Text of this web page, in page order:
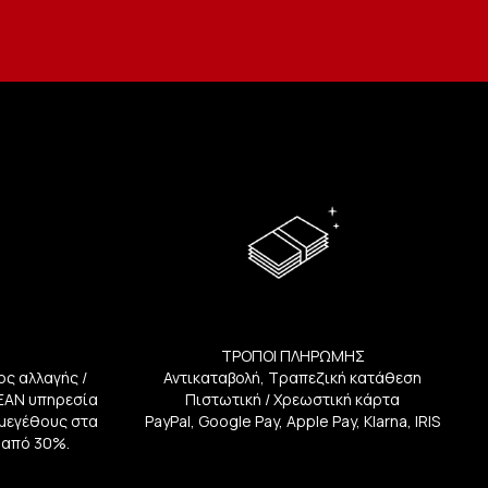
αλλαγής /
υπηρεσία
στα
30%.
ΤΡΟΠΟΙ ΠΛΗΡΩΜΗΣ
Αντικαταβολή, Τραπεζική κατάθεση
Πιστωτική / Χρεωστική κάρτα
PayPal, Google Pay, Apple Pay, Klarna, IRIS